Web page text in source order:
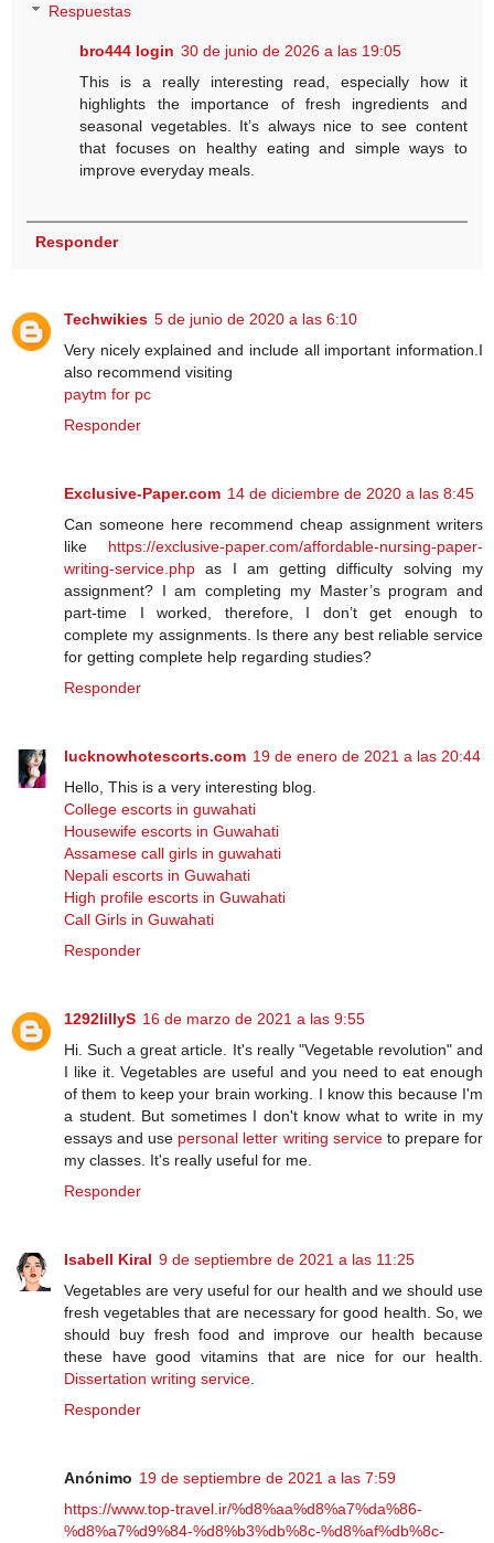
Respuestas
bro444 login 30 de junio de 2026 a las 19:05
This is a really interesting read, especially how it
highlights the importance of fresh ingredients and
seasonal vegetables. It’s always nice to see content
that focuses on healthy eating and simple ways to
improve everyday meals.
Responder
Techwikies 5 de junio de 2020 a las 6:10
Very nicely explained and include all important information.I
also recommend visiting
paytm for pc
Responder
Exclusive-Paper.com 14 de diciembre de 2020 a las 8:45
Can someone here recommend cheap assignment writers
like https://exclusive-paper.com/affordable-nursing-paper-
writing-service.php as I am getting difficulty solving my
assignment? I am completing my Master’s program and
part-time I worked, therefore, I don’t get enough to
complete my assignments. Is there any best reliable service
for getting complete help regarding studies?
Responder
lucknowhotescorts.com 19 de enero de 2021 a las 20:44
Hello, This is a very interesting blog.
College escorts in guwahati
Housewife escorts in Guwahati
Assamese call girls in guwahati
Nepali escorts in Guwahati
High profile escorts in Guwahati
Call Girls in Guwahati
Responder
1292lillyS 16 de marzo de 2021 a las 9:55
Hi. Such a great article. It's really "Vegetable revolution" and
I like it. Vegetables are useful and you need to eat enough
of them to keep your brain working. I know this because I'm
a student. But sometimes I don't know what to write in my
essays and use personal letter writing serviceto prepare for
my classes. It's really useful for me.
Responder
Isabell Kiral 9 de septiembre de 2021 a las 11:25
Vegetables are very useful for our health and we should use
fresh vegetables that are necessary for good health. So, we
should buy fresh food and improve our health because
these have good vitamins that are nice for our health.
Dissertation writing service.
Responder
Anónimo 19 de septiembre de 2021 a las 7:59
https://www.top-travel.ir/%d8%aa%d8%a7%da%86-
%d8%a7%d9%84-%d8%b3%db%8c-%d8%af%db%8c-